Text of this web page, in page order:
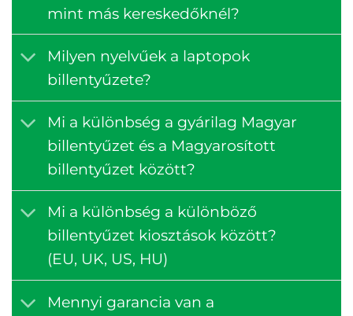
mint más kereskedőknél?
Milyen nyelvűek a laptopok
billentyűzete?
Mi a különbség a gyárilag Magyar
billentyűzet és a Magyarosított
billentyűzet között?
Mi a különbség a különböző
billentyűzet kiosztások között?
(EU, UK, US, HU)
Mennyi garancia van a